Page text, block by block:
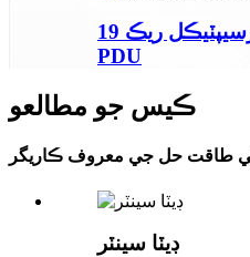
19 انچ يو ايس ساکٽ 8 رسيپٽيڪل ريڪ
PDU
ڪيس جو مطالعو
طاقت حل جي معروف ڪاريگر
ڊيٽا سينٽر